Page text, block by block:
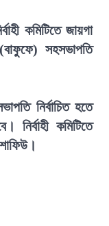
কমিটিতে জায়গা
সহসভাপতি
নির্বাচিত হতে
নির্বাহী কমিটিতে